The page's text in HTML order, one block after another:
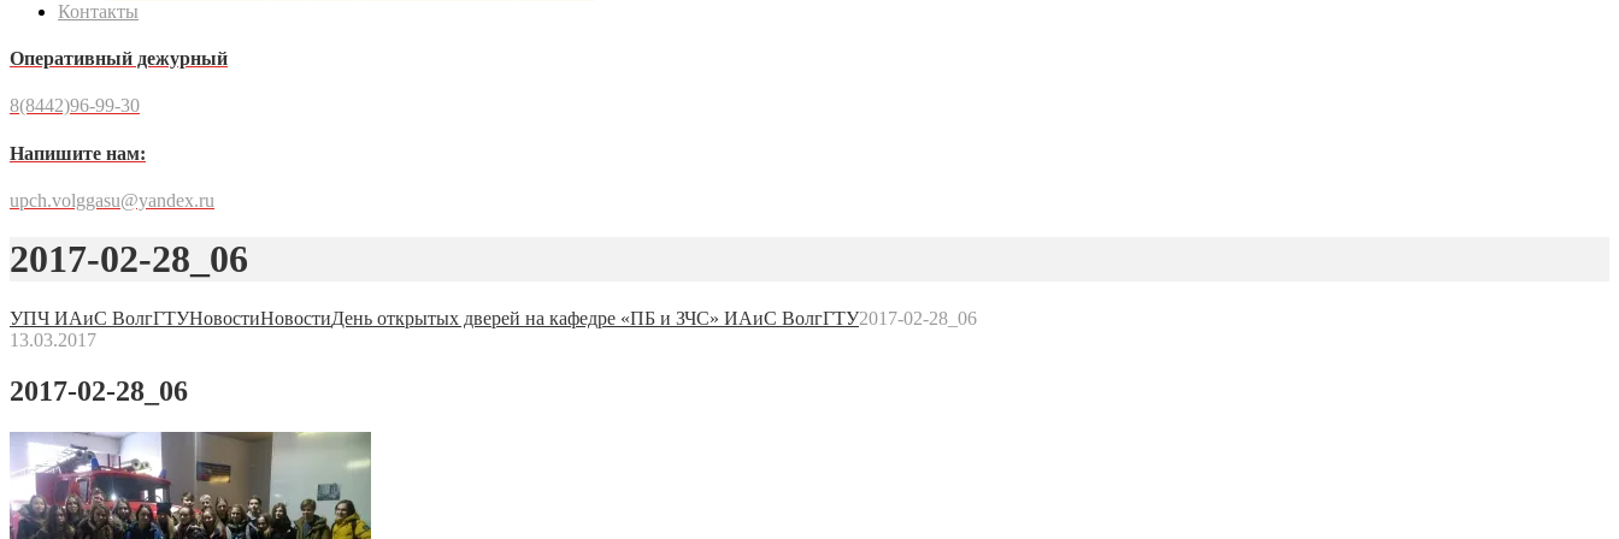
Контакты
Оперативный дежурный
8(8442)96-99-30
Напишите нам:
upch.volggasu@yandex.ru
2017-02-28_06
УПЧ ИАиС ВолгГТУНовостиНовостиДень открытых дверей на кафедре «ПБ и ЗЧС» ИАиС ВолгГТУ2017-02-28_06
13.03.2017
2017-02-28_06